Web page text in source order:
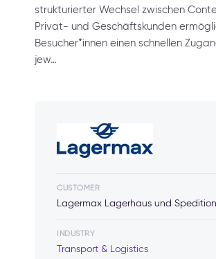
strukturierter Wechsel zwischen
Privat- und Geschäftskunden
Besucher*innen einen schnellen
jew…
CUSTOMER
Lagermax Lagerhaus und
INDUSTRY
Transport & Logistics